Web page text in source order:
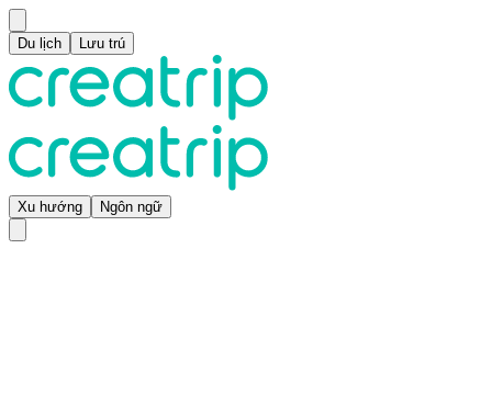
Du lịch Lưu trú
Xu hướng Ngôn ngữ